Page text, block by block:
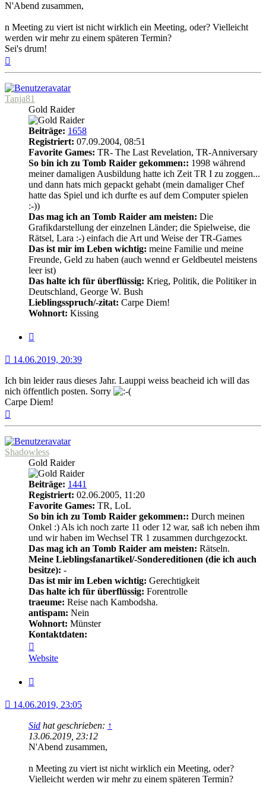
N'Abend zusammen,
n Meeting zu viert ist nicht wirklich ein Meeting, oder? Vielleicht
werden wir mehr zu einem späteren Termin?
Sei's drum!
oben
Tanja81
Gold Raider
Beiträge: 1658
Registriert: 07.09.2004, 08:51
Favorite Games: TR- The Last Revelation, TR-Anniversary
So bin ich zu Tomb Raider gekommen:: 1998 während
meiner damaligen Ausbildung hatte ich Zeit TR I zu zoggen...
und dann hats mich gepackt gehabt (mein damaliger Chef
hatte das Spiel und ich durfte es auf dem Computer spielen
:-))
Das mag ich an Tomb Raider am meisten: Die
Grafikdarstellung der einzelnen Länder; die Spielweise, die
Rätsel, Lara :-) einfach die Art und Weise der TR-Games
Das ist mir im Leben wichtig: meine Familie und meine
Freunde, Geld zu haben (auch wennd er Geldbeutel meistens
leer ist)
Das halte ich für überflüssig: Krieg, Politik, die Politiker in
Deutschland, George W. Bush
Lieblingsspruch/-zitat: Carpe Diem!
Wohnort: Kissing
14.06.2019, 20:39
Ich bin leider raus dieses Jahr. Lauppi weiss beacheid ich will das
nich öffentlich posten. Sorry
Carpe Diem!
Shadowless
Gold Raider
Beiträge: 1441
Registriert: 02.06.2005, 11:20
Favorite Games: TR, LoL
So bin ich zu Tomb Raider gekommen:: Durch meinen
Onkel :) Als ich noch zarte 11 oder 12 war, saß ich neben ihm
und wir haben im Wechsel TR 1 zusammen durchgezockt.
Das mag ich an Tomb Raider am meisten: Rätseln.
Meine Lieblingsfanartikel/-Sondereditionen (die ich auch
besitze): -
Das ist mir im Leben wichtig: Gerechtigkeit
Das halte ich für überflüssig: Forentrolle
traeume: Reise nach Kambodsha.
antispam: Nein
Wohnort: Münster
Kontaktdaten:
von
Shadowless
Website
14.06.2019, 23:05
Sid hat geschrieben: ↑
13.06.2019, 23:12
N'Abend zusammen,
n Meeting zu viert ist nicht wirklich ein Meeting, oder?
Vielleicht werden wir mehr zu einem späteren Termin?